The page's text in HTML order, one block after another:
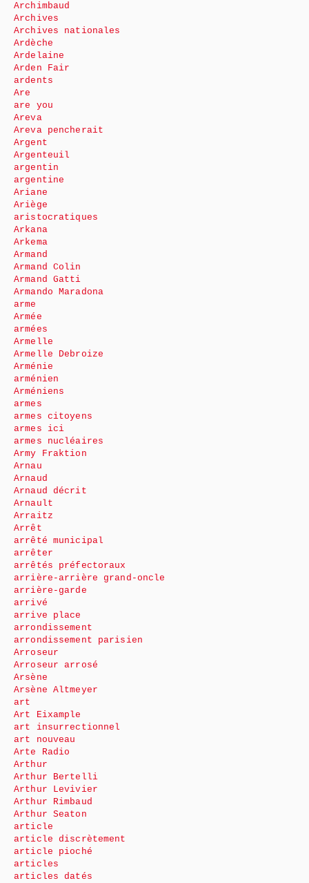
Archimbaud
Archives
Archives nationales
Ardèche
Ardelaine
Arden Fair
ardents
Are
are you
Areva
Areva pencherait
Argent
Argenteuil
argentin
argentine
Ariane
Ariège
aristocratiques
Arkana
Arkema
Armand
Armand Colin
Armand Gatti
Armando Maradona
arme
Armée
armées
Armelle
Armelle Debroize
Arménie
arménien
Arméniens
armes
armes citoyens
armes ici
armes nucléaires
Army Fraktion
Arnau
Arnaud
Arnaud décrit
Arnault
Arraitz
Arrêt
arrêté municipal
arrêter
arrêtés préfectoraux
arrière-arrière grand-oncle
arrière-garde
arrivé
arrive place
arrondissement
arrondissement parisien
Arroseur
Arroseur arrosé
Arsène
Arsène Altmeyer
art
Art Eixample
art insurrectionnel
art nouveau
Arte Radio
Arthur
Arthur Bertelli
Arthur Levivier
Arthur Rimbaud
Arthur Seaton
article
article discrètement
article pioché
articles
articles datés